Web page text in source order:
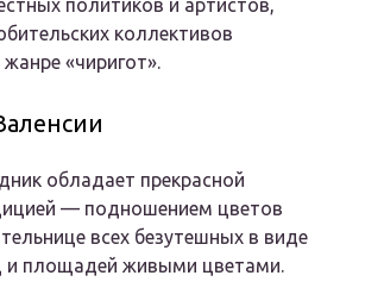
политиков и артистов,
коллективов
«чиригот».
обладает прекрасной
— подношением цветов
всех безутешных в виде
и площадей живыми цветами.